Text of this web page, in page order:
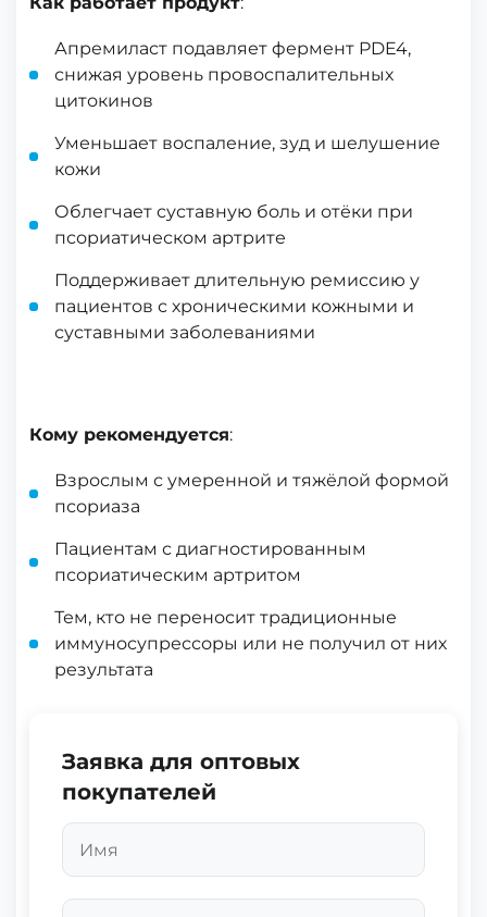
Апремиласт подавляет фермент PDE4,
снижая уровень провоспалительных
цитокинов
Уменьшает воспаление, зуд и шелушение
кожи
Облегчает суставную боль и отёки при
псориатическом артрите
Поддерживает длительную ремиссию у
пациентов с хроническими кожными и
суставными заболеваниями
Кому рекомендуется:
Взрослым с умеренной и тяжёлой формой
псориаза
Пациентам с диагностированным
псориатическим артритом
Тем, кто не переносит традиционные
иммуносупрессоры или не получил от них
результата
Заявка для оптовых
покупателей